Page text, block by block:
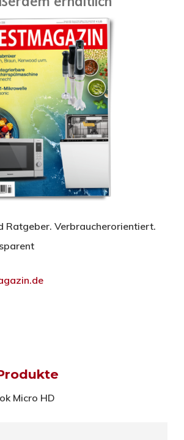
Ratgeber. Verbraucherorientiert.
Micro HD